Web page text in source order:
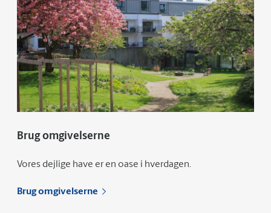
Brug omgivelserne
Vores dejlige have er en oase i hverdagen.
Brug omgivelserne